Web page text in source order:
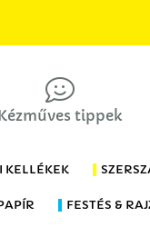
tippek
KELLÉKEK
FESTÉS &